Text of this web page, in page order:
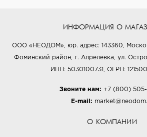
ИНФОРМАЦИЯ О
ООО «НЕОДОМ», юр. адрес: 143360,
Фоминский район, г. Апрелевка, ул.
ИНН: 5030100731, ОГРН:
Звоните нам: +7 (800)
E-mail:
О КОМПАНИИ